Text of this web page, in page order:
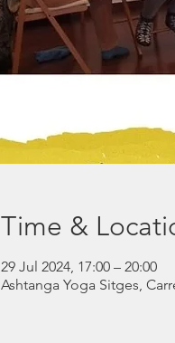
Time &
29 Jul 2024, 17:00 – 20:00
Ashtanga Yoga Sitges,